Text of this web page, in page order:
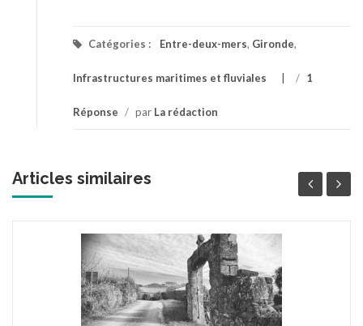
Catégories : Entre-deux-mers, Gironde,
Infrastructures maritimes et fluviales / 1
Réponse / par La rédaction
Articles similaires